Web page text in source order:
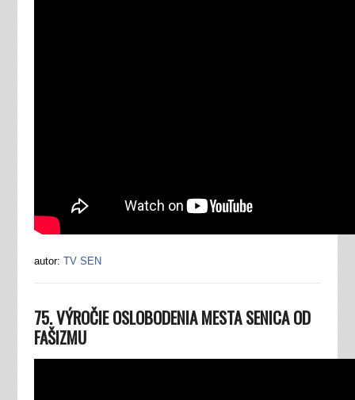
autor: TV SEN
75. VÝROČIE OSLOBODENIA MESTA SENICA OD
FAŠIZMU